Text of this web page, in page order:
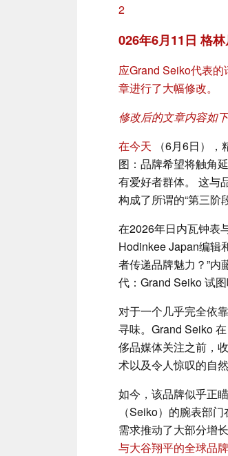
2
026年6月11日 格
应Grand Seiko代表
章进行了大幅修改。
修改后的文章内容如
在今天 （6月6日）
图：品牌希望将触角
有爱好者群体。 这与
构成了所谓的“第三阶段
在2026年日内瓦钟表
Hodinkee Japan编辑
者传递品牌魅力？”内
代：Grand Seiko 试
对于一个几乎完全依
寻味。Grand Seiko
侈品媒体关注之前，
术以及令人惊叹的自
如今，该品牌似乎正
（Seiko）的腕表部
需求推动了大部分增
与大谷翔平的全球品